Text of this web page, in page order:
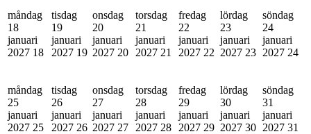
måndag
18
januari
2027 18
tisdag
19
januari
2027 19
onsdag
20
januari
2027 20
torsdag
21
januari
2027 21
fredag
22
januari
2027 22
lördag
23
januari
2027 23
söndag
24
januari
2027 24
måndag
25
januari
2027 25
tisdag
26
januari
2027 26
onsdag
27
januari
2027 27
torsdag
28
januari
2027 28
fredag
29
januari
2027 29
lördag
30
januari
2027 30
söndag
31
januari
2027 31